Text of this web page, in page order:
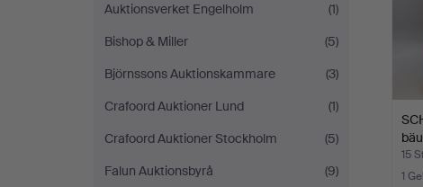
Auktionsverket Engelholm
(1)
Bishop & Miller
(5)
Björnssons Auktionskammare
(3)
Crafoord Auktioner Lund
(1)
Crafoord Auktioner Stockholm
(5)
Falun Auktionsbyrå
(9)
15
1